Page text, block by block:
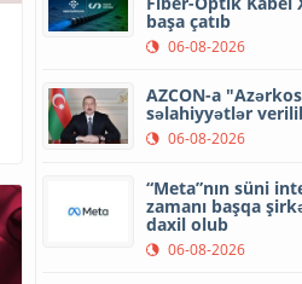
başa çatıb
06-08-2026
AZCON-a
səlahiyyətlər
06-08-2026
“Meta”nın süni
zamanı başqa
daxil olub
06-08-2026